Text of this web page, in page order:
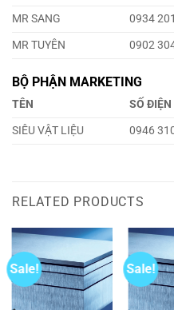
MR SANG
0934
MR TUYÊN
0902
BỘ PHẬN MARKETING
TÊN SỐ
SIÊU VẬT LIỆU
0946
RELATED PRODUCTS
Sale! Sale!